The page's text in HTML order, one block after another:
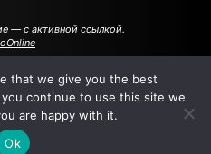
— с активной ссылкой.
АВТОРЫ РЕКЛАМА НА САЙТЕ
that we give you the best
continue to use this site we
are happy with it.
Ok